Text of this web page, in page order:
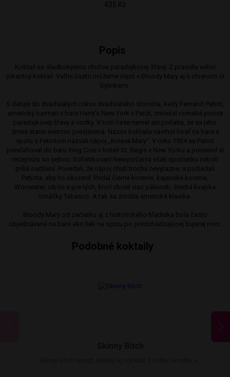
435 Kč
Popis
Koktail so sladkokyslou chuťou paradajkovej šťavy. Z pravidla veľmi
pikantný koktail. Veľmi často môžeme nájsť v Bloody Mary aj s chrenom či
bylinkami.
S datuje do dvadsiatych rokov dvadsiateho storočia, kedy Fernand Petiot,
americký barman v bare Harry’s New York v Paríži, zmiešal rovnaké porcie
paradajkovej šťavy a vodky. V tom čase nemal ani poňatia, že sa jeho
zmes stane svetovo preslávená. Názov koktailu navrhol hosť na bare a
spolu s Petiotom nazvali nápoj „Krvavá Mary“. V roku 1934 sa Petiot
presťahoval do baru King Cole v hoteli St. Regis v New Yorku a priniesol si
receptúru so sebou. Sofistikovaní Newyorčania však spočiatku neboli
príliš nadšení. Povedali, že nápoj chutí trochu nevýrazne, a požiadali
Petiota, aby ho okorenil. Pridal čierne korenie, kajenské korenie,
Worcester, citrón a pre tých, ktorí chceli viac pálivosti, štedrá kvapka
omáčky Tabasco. A tak sa zrodila americká klasika.
Bloody Mary od začiatku aj z historického hľadiska bola často
objednávaná na bare ako liek na opicu po predchádzajúcej bujarej noci.
Podobné koktaily